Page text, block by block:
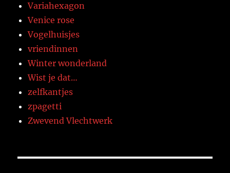
Variahexagon
Venice rose
Vogelhuisjes
vriendinnen
Winter wonderland
Wist je dat…
zelfkantjes
zpagetti
Zwevend Vlechtwerk